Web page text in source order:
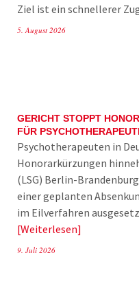
Ziel ist ein schnellerer
5. August 2026
GERICHT STOPPT
FÜR
Psychotherapeuten in
Honorarkürzungen
(LSG) Berlin-
einer geplanten
im Eilverfahren
Weiterlesen
9. Juli 2026